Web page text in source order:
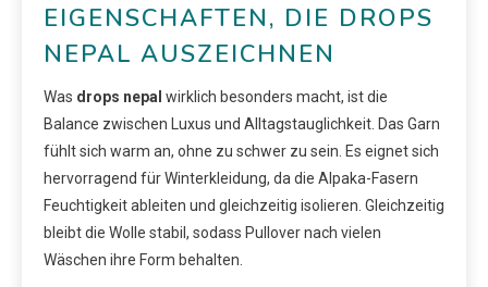
EIGENSCHAFTEN, DIE DROPS
NEPAL AUSZEICHNEN
Was drops nepal wirklich besonders macht, ist die
Balance zwischen Luxus und Alltagstauglichkeit. Das Garn
fühlt sich warm an, ohne zu schwer zu sein. Es eignet sich
hervorragend für Winterkleidung, da die Alpaka-Fasern
Feuchtigkeit ableiten und gleichzeitig isolieren. Gleichzeitig
bleibt die Wolle stabil, sodass Pullover nach vielen
Wäschen ihre Form behalten.